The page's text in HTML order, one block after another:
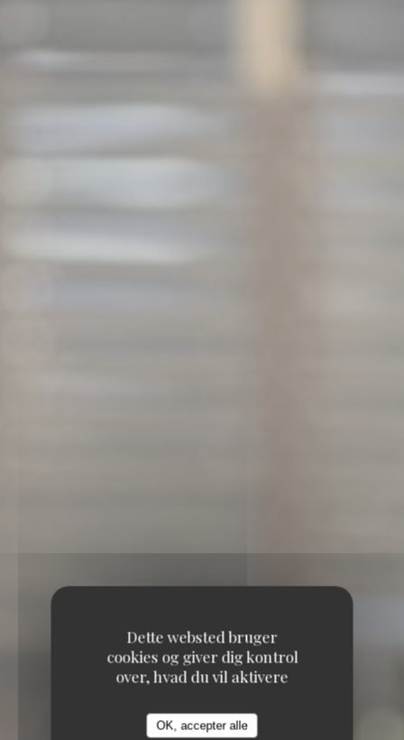
Dette websted bruger
cookies og giver dig kontrol
over, hvad du vil aktivere
OK, accepter alle